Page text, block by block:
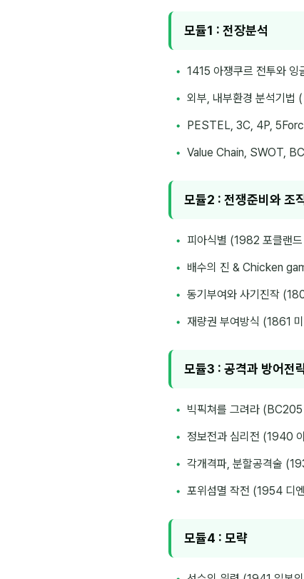
모듈1 : 전장분석
1415 아쟁쿠르 전투와 잉
외부, 내부환경 분석기법
PESTEL, 3C, 4P,
Value Chain, SWOT,
모듈2 : 전쟁준비와 조
피아식별 (1982 포클랜
배수의 진 & Chicken
동기부여와 사기진작
재량권 부여방식 (1861
모듈3 : 공격과 방어전
빅픽쳐를 그려라
정보전과 심리전 (1940
각개격파, 분할공격술
포위섬멸 작전 (1954 디
모듈4 : 모략